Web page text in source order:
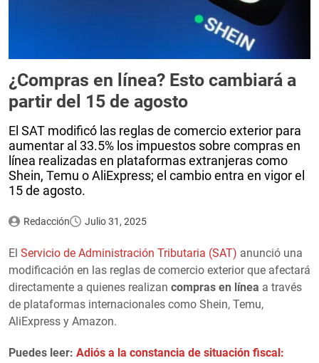
¿Compras en línea? Esto cambiará a
partir del 15 de agosto
El SAT modificó las reglas de comercio exterior para
aumentar al 33.5% los impuestos sobre compras en
línea realizadas en plataformas extranjeras como
Shein, Temu o AliExpress; el cambio entra en vigor el
15 de agosto.
Redacción Julio 31, 2025
El Servicio de Administración Tributaria (SAT) anunció una
modificación en las reglas de comercio exterior que afectará
directamente a quienes realizan compras en línea a través
de plataformas internacionales como Shein, Temu,
AliExpress y Amazon.
Puedes leer: Adiós a la constancia de situación fiscal: